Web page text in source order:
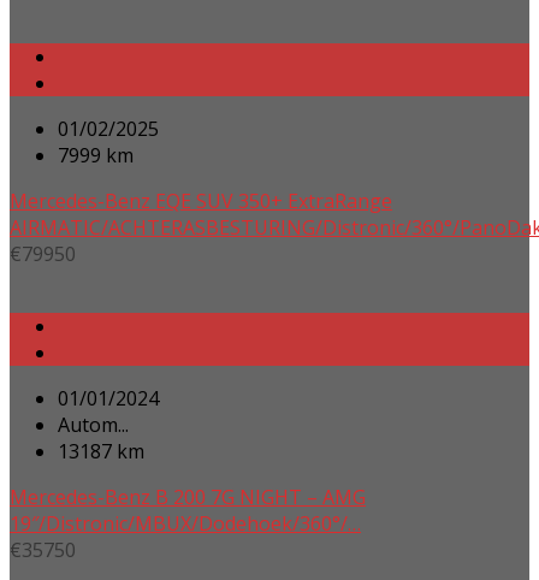
01/02/2025
7999 km
Mercedes-Benz EQE SUV 350+ ExtraRange
AIRMATIC/ACHTERASBESTURING/Distronic/360°/
€79950
01/01/2024
Autom...
13187 km
Mercedes-Benz B 200 7G NIGHT – AMG
19″/Distronic/MBUX/Dodehoek/360°/…
€35750